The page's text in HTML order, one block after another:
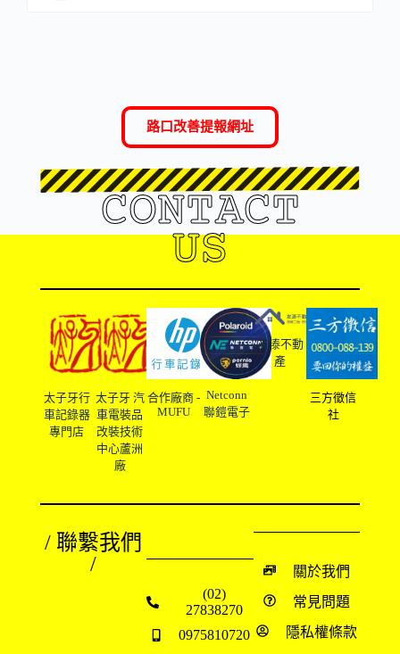
路口改善提報網址
CONTACT
US
太子牙行
車記錄器
專門店
太子牙 汽
車電裝品
改裝技術
中心蘆洲
廠
合作廠商 -
MUFU
Netconn
聯鎧電子
友溙不動
產
三方徵信
社
/ 聯繫我們
/
(02)
27838270
0975810720
關於我們
常見問題
隱私權條款